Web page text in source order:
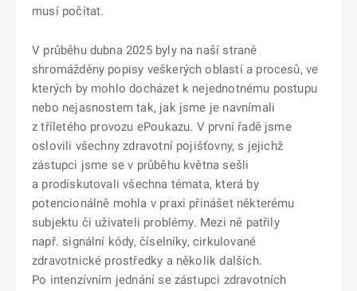
musí počítat.
V průběhu dubna 2025 byly na naší straně
shromážděny popisy veškerých oblastí a procesů, ve
kterých by mohlo docházet k nejednotnému postupu
nebo nejasnostem tak, jak jsme je navnímali
z tříletého provozu ePoukazu. V první řadě jsme
oslovili všechny zdravotní pojišťovny, s jejichž
zástupci jsme se v průběhu května sešli
a prodiskutovali všechna témata, která by
potencionálně mohla v praxi přinášet některému
subjektu či uživateli problémy. Mezi ně patřily
např. signální kódy, číselníky, cirkulované
zdravotnické prostředky a několik dalších.
Po intenzívním jednání se zástupci zdravotních